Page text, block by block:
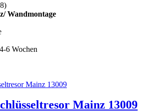
)
Wandmontage
6 Wochen
Mainz 13009